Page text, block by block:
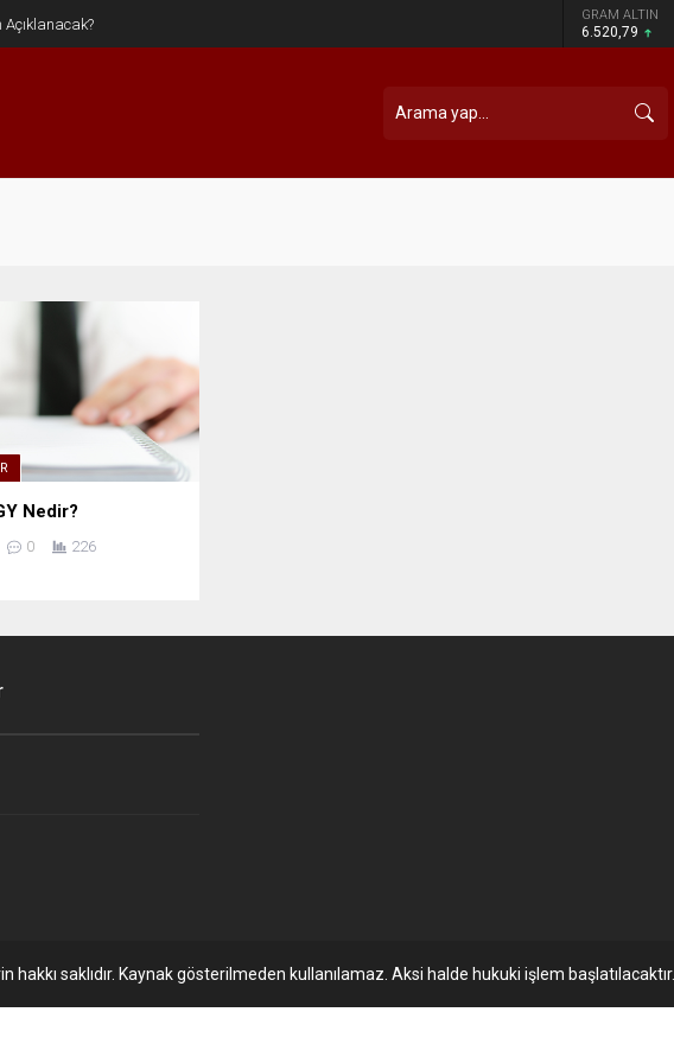
GRAM ALTIN
6.520,79
Nedir?
0 226
saklıdır. Kaynak gösterilmeden kullanılamaz. Aksi halde hukuki işlem başlatılacaktır.